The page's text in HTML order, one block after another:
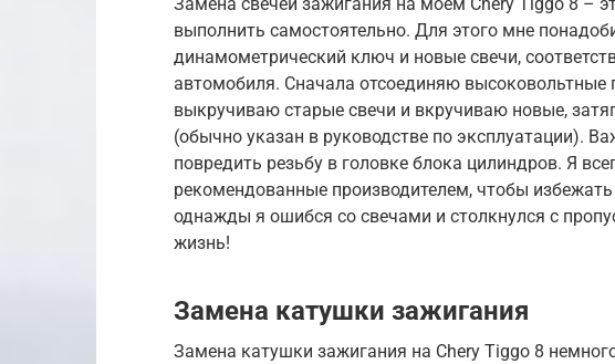
выполнить самостоятельно. Для этого мне
динамометрический ключ и новые свечи,
автомобиля. Сначала отсоединяю высоковольтные
выкручиваю старые свечи и вкручиваю новые,
(обычно указан в руководстве по эксплуатации).
повредить резьбу в головке блока цилиндров. Я
рекомендованные производителем, чтобы
однажды я ошибся со свечами и столкнулся с
жизнь!
Замена катушки зажигания
Замена катушки зажигания на Chery Tiggo 8